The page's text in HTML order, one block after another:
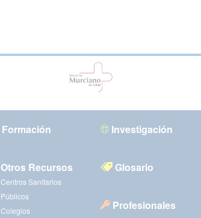
Formación Investigación
Otros Recursos
Centros Sanitarios
Públicos
Colegios
Glosario
Profesionales